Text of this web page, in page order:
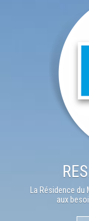
La Résidence
aux